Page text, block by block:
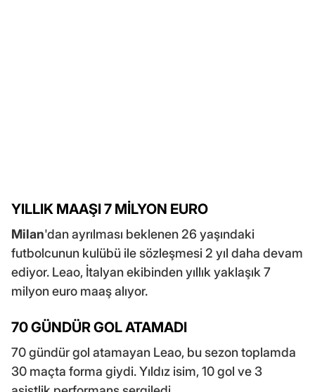
YILLIK MAAŞI 7 MİLYON EURO
Milan'dan ayrılması beklenen 26 yaşındaki
futbolcunun kulübü ile sözleşmesi 2 yıl daha devam
ediyor. Leao, İtalyan ekibinden yıllık yaklaşık 7
milyon euro maaş alıyor.
70 GÜNDÜR GOL ATAMADI
70 gündür gol atamayan Leao, bu sezon toplamda
30 maçta forma giydi. Yıldız isim, 10 gol ve 3